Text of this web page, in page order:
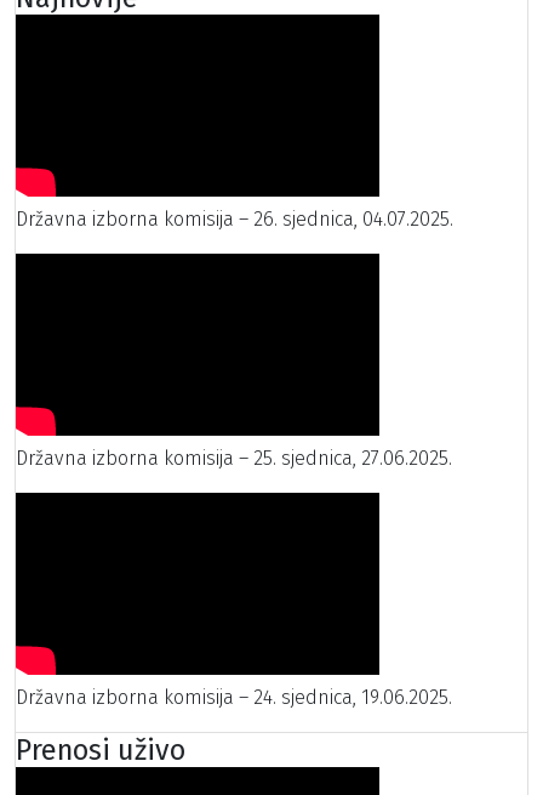
Državna izborna komisija – 26. sjednica, 04.07.2025.
Državna izborna komisija – 25. sjednica, 27.06.2025.
Državna izborna komisija – 24. sjednica, 19.06.2025.
Prenosi uživo